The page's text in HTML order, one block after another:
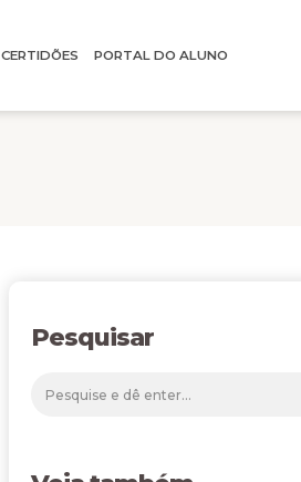
CERTIDÕES PORTAL DO ALUNO
Pesquisar